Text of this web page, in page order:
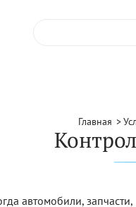
Главная
автомобили, запчасти,